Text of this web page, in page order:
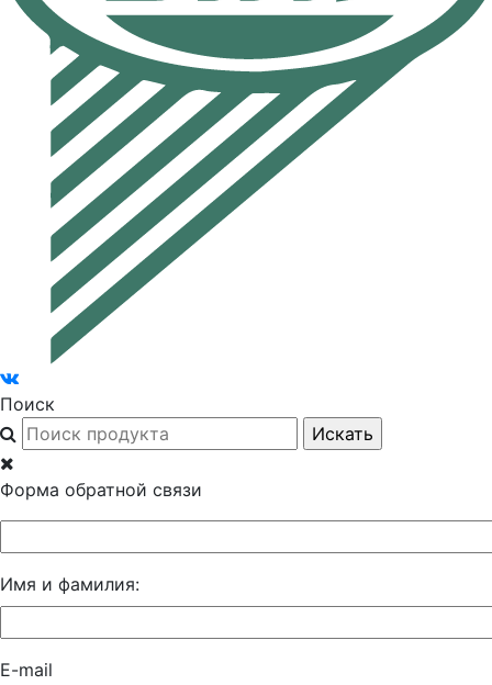
Поиск
Форма обратной связи
Имя и фамилия:
E-mail